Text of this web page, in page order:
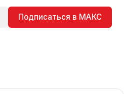
Подписаться в МАКС